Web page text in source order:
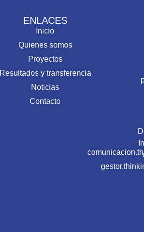
ENLACES
Inicio
Quienes somos
Proyectos
Resultados y transferencia
Noticias
Contacto